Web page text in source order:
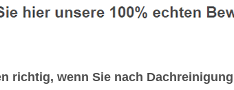
richtig, wenn Sie nach